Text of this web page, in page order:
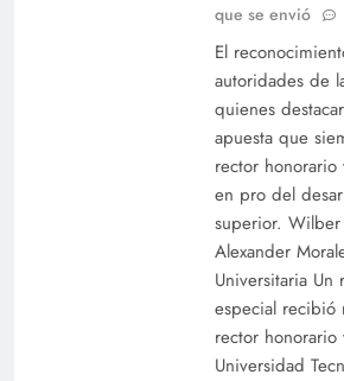
que se envió
El
autoridades de
quienes
apuesta que
rector
en pro del
superior. Wilber
Alexander
Universitaria Un
especial recibió
rector
Universidad